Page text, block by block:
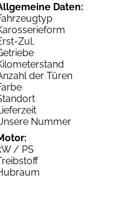
Daten:
Zul.
der Türen
Nummer
/ PS